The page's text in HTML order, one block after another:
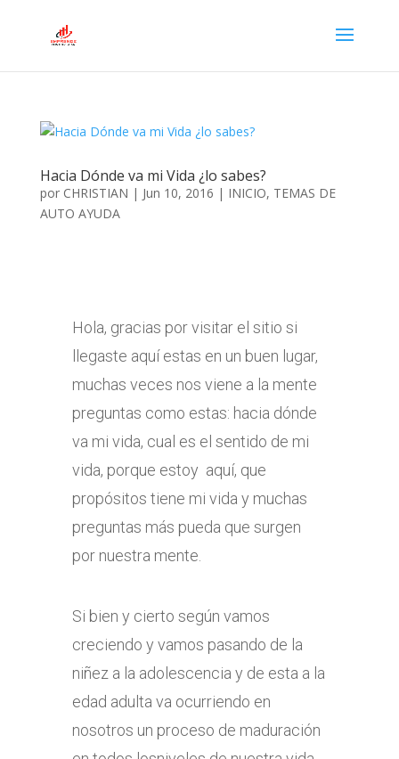
Hacia Dónde va mi Vida ¿lo sabes?
por CHRISTIAN | Jun 10, 2016 | INICIO, TEMAS DE
AUTO AYUDA
Hola, gracias por visitar el sitio si
llegaste aquí estas en un buen lugar,
muchas veces nos viene a la mente
preguntas como estas: hacia dónde
va mi vida, cual es el sentido de mi
vida, porque estoy aquí, que
propósitos tiene mi vida y muchas
preguntas más pueda que surgen
por nuestra mente.
Si bien y cierto según vamos
creciendo y vamos pasando de la
niñez a la adolescencia y de esta a la
edad adulta va ocurriendo en
nosotros un proceso de maduración